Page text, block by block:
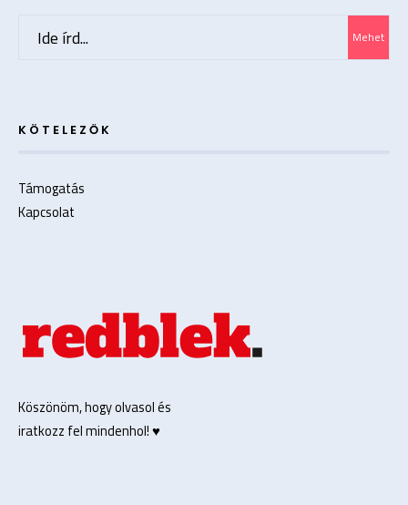
Mehet
KÖTELEZŐK
Támogatás
Kapcsolat
Köszönöm, hogy olvasol és
iratkozz fel mindenhol! ♥️